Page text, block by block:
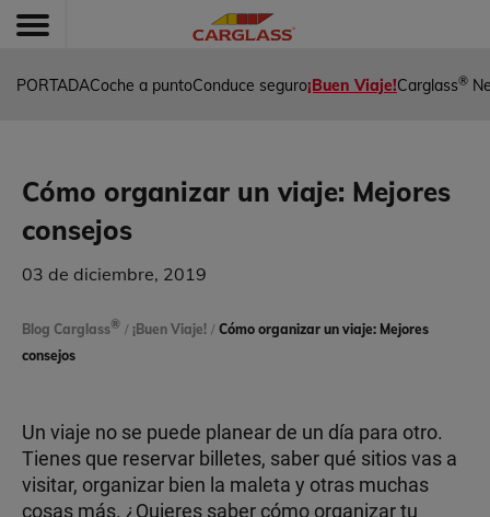
PORTADACoche a puntoConduce seguro¡Buen Viaje!Carglass®
Cómo organizar un viaje: Mejores
consejos
03 de diciembre, 2019
Blog Carglass® / ¡Buen Viaje! / Cómo organizar un viaje: Mejores
consejos
Un viaje no se puede planear de un día para otro.
Tienes que reservar billetes, saber qué sitios vas a
visitar, organizar bien la maleta y otras muchas
cosas más. ¿Quieres saber cómo organizar tu